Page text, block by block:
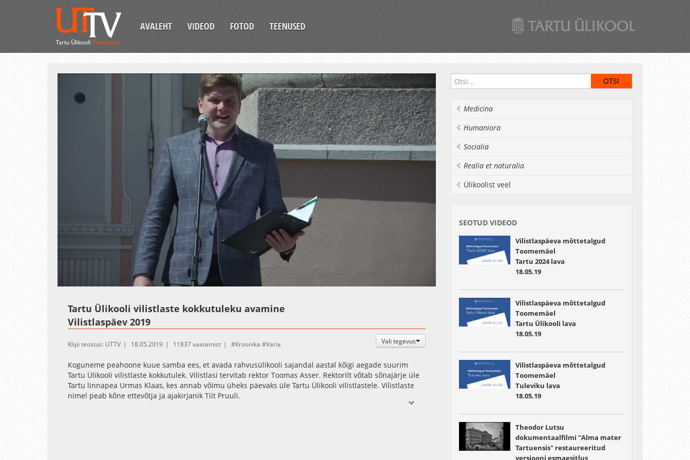
AVALEHT VIDEOD FOTOD TEENUSED
Tartu Ülikooli vilistlaste kokkutuleku avamine
Vilistlaspäev 2019
Vali tegevus
Klipi teostus: UTTV 18.05.2019 11837 vaatamist Kroonika Varia
Koguneme peahoone kuue samba ees, et avada rahvusülikooli sajandal aastal kõigi aegade suurim
Tartu Ülikooli vilistlaste kokkutulek. Vilistlasi tervitab rektor Toomas Asser. Rektorilt võtab sõnajärje üle
Tartu linnapea Urmas Klaas, kes annab võimu üheks päevaks üle Tartu Ülikooli vilistlastele. Vilistlaste
nimel peab kõne ettevõtja ja ajakirjanik Tiit Pruuli.
Medicina
Humaniora
Socialia
Realia et naturalia
Ülikoolist veel
SEOTUD VIDEOD
Vilistlaspäeva mõttetalgud
Toomemäel
Tartu 2024 lava
18.05.19
Vilistlaspäeva mõttetalgud
Toomemäel
Tartu Ülikooli lava
18.05.19
Vilistlaspäeva mõttetalgud
Toomemäel
Tuleviku lava
18.05.19
Theodor Lutsu
dokumentaalfilmi "Alma mater
Tartuensis" restaureeritud
versiooni esmaesitlus